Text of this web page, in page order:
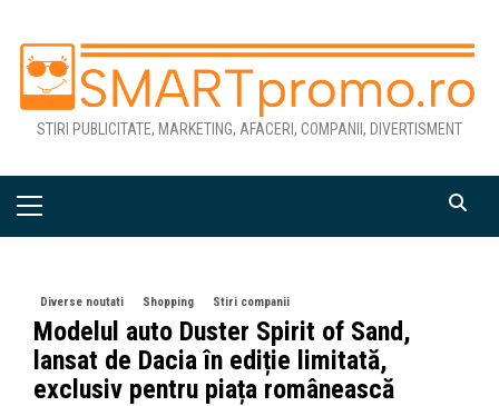
content
STIRI PUBLICITATE, MARKETING, AFACERI, COMPANII, DIVERTISMENT
Primary
Diverse noutati Shopping Stiri companii
Modelul auto Duster Spirit of Sand,
lansat de Dacia în ediție limitată,
exclusiv pentru piața românească